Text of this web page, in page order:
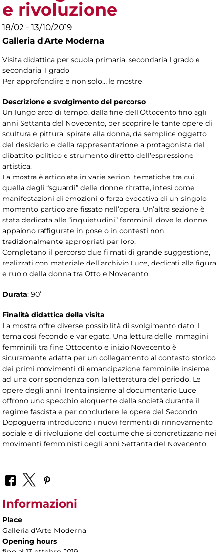
e rivoluzione
18/02 - 13/10/2019
Galleria d'Arte Moderna
Visita didattica per scuola primaria, secondaria I grado e
secondaria II grado
Per approfondire e non solo… le mostre
Descrizione e svolgimento del percorso
Un lungo arco di tempo, dalla fine dell’Ottocento fino agli
anni Settanta del Novecento, per scoprire le tante opere di
scultura e pittura ispirate alla donna, da semplice oggetto
del desiderio e della rappresentazione a protagonista del
dibattito politico e strumento diretto dell’espressione
artistica.
La mostra è articolata in varie sezioni tematiche tra cui
quella degli “sguardi” delle donne ritratte, intesi come
manifestazioni di emozioni o forza evocativa di un singolo
momento particolare fissato nell’opera. Un’altra sezione è
stata dedicata alle “inquietudini” femminili dove le donne
appaiono raffigurate in pose o in contesti non
tradizionalmente appropriati per loro.
Completano il percorso due filmati di grande suggestione,
realizzati con materiale dell’archivio Luce, dedicati alla figura
e ruolo della donna tra Otto e Novecento.
Durata: 90’
Finalità didattica della visita
La mostra offre diverse possibilità di svolgimento dato il
tema così fecondo e variegato. Una lettura delle immagini
femminili tra fine Ottocento e inizio Novecento è
sicuramente adatta per un collegamento al contesto storico
dei primi movimenti di emancipazione femminile insieme
ad una corrispondenza con la letteratura del periodo. Le
opere degli anni Trenta insieme al documentario Luce
offrono uno specchio eloquente della società durante il
regime fascista e per concludere le opere del Secondo
Dopoguerra introducono i nuovi fermenti di rinnovamento
sociale e di rivoluzione del costume che si concretizzano nei
movimenti femministi degli anni Settanta del Novecento.
Informazioni
Place
Galleria d'Arte Moderna
Opening hours